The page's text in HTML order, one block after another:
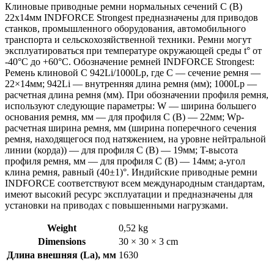
Клиновые приводные ремни нормальных сечений С (В)
22х14мм INDFORCE Strongest предназначены для приводов
станков, промышленного оборудования, автомобильного
транспорта и сельскохозяйственной техники. Ремни могут
эксплуатироваться при температуре окружающей среды t° от
-40°С до +60°С. Обозначение ремней INDFORCE Strongest:
Ремень клиновой С 942Li/1000Lp, где C — сечение ремня —
22×14мм; 942Li — внутренняя длина ремня (мм); 1000Lp —
расчетная длина ремня (мм). При обозначении профиля ремня,
используют следующие параметры: W — ширина большего
основания ремня, мм — для профиля С (В) — 22мм; Wp-
расчетная ширина ремня, мм (ширина поперечного сечения
ремня, находящегося под натяжением, на уровне нейтральной
линии (корда)) — для профиля С (В) — 19мм; T-высота
профиля ремня, мм — для профиля С (В) — 14мм; a-угол
клина ремня, равный (40±1)°. Индийские приводные ремни
INDFORCE соответствуют всем международным стандартам,
имеют высокий ресурс эксплуатации и предназначены для
установки на приводах с повышенными нагрузками.
Weight
0,52 kg
Dimensions
30 × 30 × 3 cm
Длина внешняя (La), мм 1630